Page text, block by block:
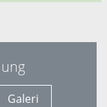
Galeri